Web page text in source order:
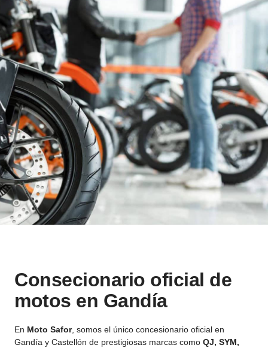
Consecionario oficial de
motos en Gandía
En Moto Safor, somos el único concesionario oficial en
Gandía y Castellón de prestigiosas marcas como QJ, SYM,